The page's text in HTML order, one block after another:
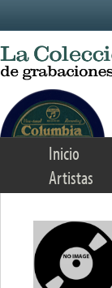
Inicio
Artistas